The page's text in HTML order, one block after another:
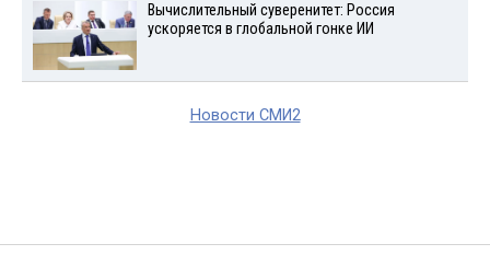
Вычислительный суверенитет: Россия
ускоряется в глобальной гонке ИИ
Новости СМИ2